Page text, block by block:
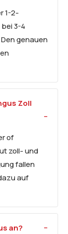
1-2-
3-4
genauen
Zoll
of
zoll- und
fallen
auf
an?